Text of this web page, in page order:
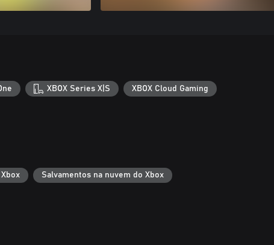
XBOX Series X|S XBOX Cloud Gaming
Salvamentos na nuvem do Xbox